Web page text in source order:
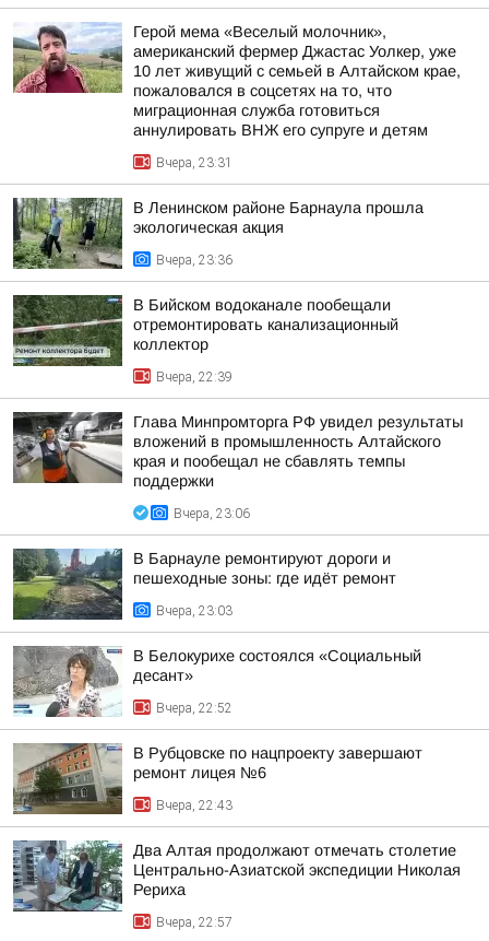
Герой мема «Веселый молочник»,
американский фермер Джастас Уолкер, уже
10 лет живущий с семьей в Алтайском крае,
пожаловался в соцсетях на то, что
миграционная служба готовиться
аннулировать ВНЖ его супруге и детям
Вчера, 23:31
В Ленинском районе Барнаула прошла
экологическая акция
Вчера, 23:36
В Бийском водоканале пообещали
отремонтировать канализационный
коллектор
Вчера, 22:39
Глава Минпромторга РФ увидел результаты
вложений в промышленность Алтайского
края и пообещал не сбавлять темпы
поддержки
Вчера, 23:06
В Барнауле ремонтируют дороги и
пешеходные зоны: где идёт ремонт
Вчера, 23:03
В Белокурихе состоялся «Социальный
десант»
Вчера, 22:52
В Рубцовске по нацпроекту завершают
ремонт лицея №6
Вчера, 22:43
Два Алтая продолжают отмечать столетие
Центрально-Азиатской экспедиции Николая
Рериха
Вчера, 22:57